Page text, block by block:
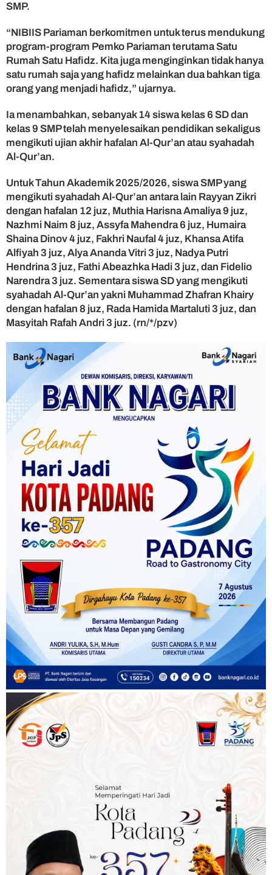
SMP.
“NIBIIS Pariaman berkomitmen untuk terus mendukung
program-program Pemko Pariaman terutama Satu
Rumah Satu Hafidz. Kita juga menginginkan tidak hanya
satu rumah saja yang hafidz melainkan dua bahkan tiga
orang yang menjadi hafidz,” ujarnya.
Ia menambahkan, sebanyak 14 siswa kelas 6 SD dan
kelas 9 SMP telah menyelesaikan pendidikan sekaligus
mengikuti ujian akhir hafalan Al-Qur’an atau syahadah
Al-Qur’an.
Untuk Tahun Akademik 2025/2026, siswa SMP yang
mengikuti syahadah Al-Qur’an antara lain Rayyan Zikri
dengan hafalan 12 juz, Muthia Harisna Amaliya 9 juz,
Nazhmi Naim 8 juz, Assyfa Mahendra 6 juz, Humaira
Shaina Dinov 4 juz, Fakhri Naufal 4 juz, Khansa Atifa
Alfiyah 3 juz, Alya Ananda Vitri 3 juz, Nadya Putri
Hendrina 3 juz, Fathi Abeazhka Hadi 3 juz, dan Fidelio
Narendra 3 juz. Sementara siswa SD yang mengikuti
syahadah Al-Qur’an yakni Muhammad Zhafran Khairy
dengan hafalan 8 juz, Rada Hamida Martaluti 3 juz, dan
Masyitah Rafah Andri 3 juz. (rn/*/pzv)